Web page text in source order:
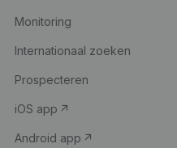
Monitoring
Internationaal zoeken
Prospecteren
iOS app
Android app